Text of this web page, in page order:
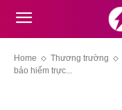
Home Thương trường
bảo hiểm trực...